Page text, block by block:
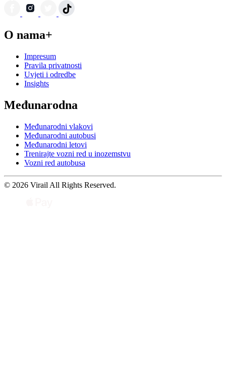
O nama+
Impresum
Pravila privatnosti
Uvjeti i odredbe
Insights
Međunarodna
Međunarodni vlakovi
Međunarodni autobusi
Međunarodni letovi
Trenirajte vozni red u inozemstvu
Vozni red autobusa
© 2026 Virail All Rights Reserved.